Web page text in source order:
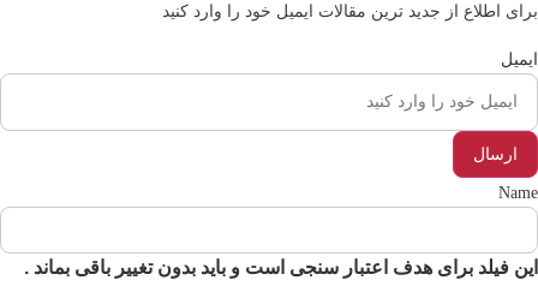
اطلاع از جدید ترین مقالات ایمیل خود را وارد کنید
فیلد برای هدف اعتبار سنجی است و باید بدون تغییر باقی بماند .